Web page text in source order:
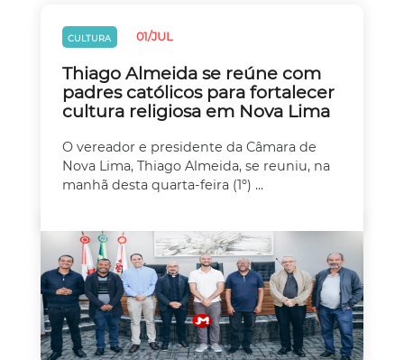
CULTURA 01/JUL
Thiago Almeida se reúne com
padres católicos para fortalecer
cultura religiosa em Nova Lima
O vereador e presidente da Câmara de
Nova Lima, Thiago Almeida, se reuniu, na
manhã desta quarta-feira (1º) ...